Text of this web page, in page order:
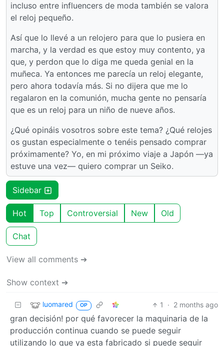
incluso entre influencers de moda también se valora
el reloj pequeño.
Así que lo llevé a un relojero para que lo pusiera en
marcha, y la verdad es que estoy muy contento, ya
que, y perdon que lo diga me queda genial en la
muñeca. Ya entonces me parecía un reloj elegante,
pero ahora todavía más. Si no dijera que me lo
regalaron en la comunión, mucha gente no pensaría
que es un reloj para un niño de nueve años.
¿Qué opináis vosotros sobre este tema? ¿Qué relojes
os gustan especialmente o tenéis pensado comprar
próximamente? Yo, en mi próximo viaje a Japón —ya
estuve una vez— quiero comprar un Seiko.
Sidebar
Hot Top Controversial New Old
Chat
View all comments ➔
Show context ➔
luomared OP 1 · 2 months ago
gran decisión! por qué favorecer la maquinaria de la
producción continua cuando se puede seguir
utilizando lo que ya esta fabricado si puede seguir